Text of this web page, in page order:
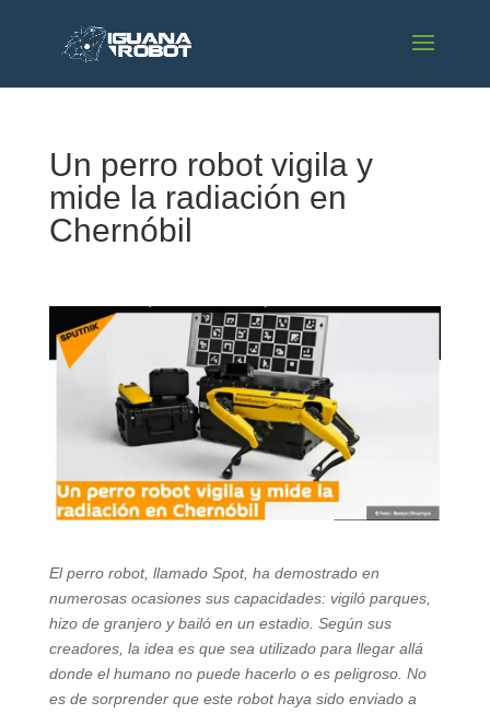
Un perro robot vigila y
mide la radiación en
Chernóbil
El perro robot, llamado Spot, ha demostrado en
numerosas ocasiones sus capacidades: vigiló parques,
hizo de granjero y bailó en un estadio. Según sus
creadores, la idea es que sea utilizado para llegar allá
donde el humano no puede hacerlo o es peligroso. No
es de sorprender que este robot haya sido enviado a